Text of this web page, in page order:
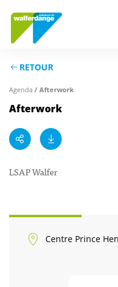
RETOUR
Agenda / Afterwork
Afterwork
LSAP Walfer
Centre Prince